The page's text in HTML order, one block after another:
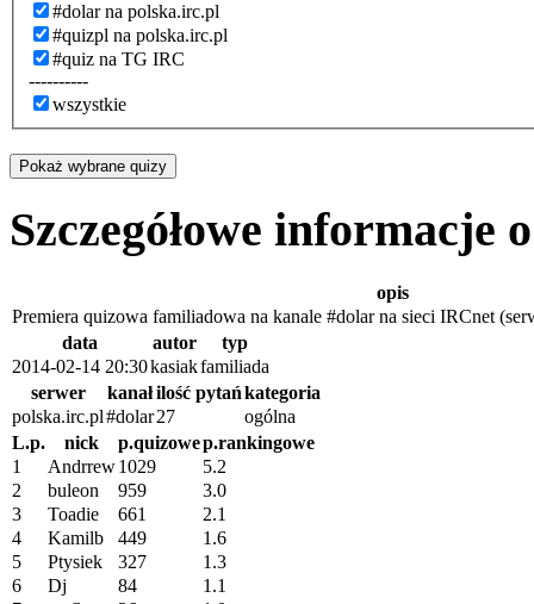
#dolar na polska.irc.pl
#quizpl na polska.irc.pl
#quiz na TG IRC
----------
wszystkie
Pokaż wybrane quizy
Szczegółowe informacje
opis
Premiera quizowa familiadowa na kanale #dolar na sieci IRCnet
data
autor
typ
2014-02-14 20:30kasiakfamiliada
serwer
kanałilość pytańkategoria
polska.irc.pl#dolar27
ogólna
L.p.
nick p.quizowep.rankingowe
1
Andrrew1029
5.2
2
buleon 959
3.0
3
Toadie 661
2.1
4
Kamilb 449
1.6
5
Ptysiek 327
1.3
6
Dj 84
1.1